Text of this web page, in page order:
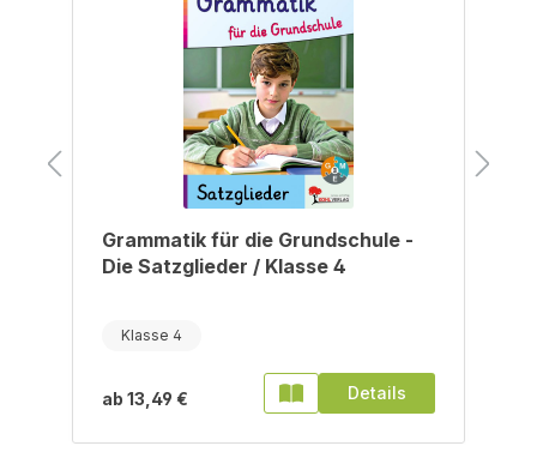
Grammatik für die Grundschule -
Die Satzglieder / Klasse 4
Klasse 4
ab 13,49 € Details